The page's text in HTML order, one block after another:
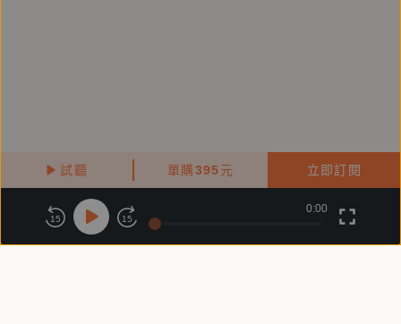
試聽 單購395元 立即訂閱
關於鏡好聽
商務合作 付費條款 會員條款
15 15
0:00